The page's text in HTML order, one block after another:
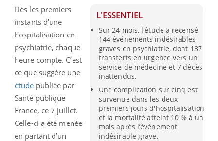
L'ESSENTIEL
Sur 24 mois, l'étude a recensé
144 événements indésirables
graves en psychiatrie, dont 137
transferts en urgence vers un
service de médecine et 7 décès
inattendus.
Une complication sur cinq est
survenue dans les deux
premiers jours d'hospitalisation
et la mortalité atteint 10 % à un
mois après l’événement
indésirable grave.
Dès les premiers
instants d'une
hospitalisation en
psychiatrie, chaque
heure compte. C’est
ce que suggère une
étude publiée par
Santé publique
France, ce 7 juillet.
Celle-ci a été menée
en partant d’un